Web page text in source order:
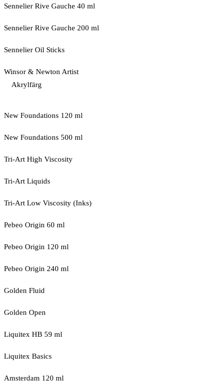
Sennelier Rive Gauche 40 ml
Sennelier Rive Gauche 200 ml
Sennelier Oil Sticks
Winsor & Newton Artist
Akrylfärg
New Foundations 120 ml
New Foundations 500 ml
Tri-Art High Viscosity
Tri-Art Liquids
Tri-Art Low Viscosity (Inks)
Pebeo Origin 60 ml
Pebeo Origin 120 ml
Pebeo Origin 240 ml
Golden Fluid
Golden Open
Liquitex HB 59 ml
Liquitex Basics
Amsterdam 120 ml